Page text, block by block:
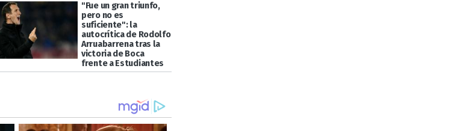
"Fue un gran triunfo,
pero no es
suficiente": la
autocrítica de Rodolfo
Arruabarrena tras la
victoria de Boca
frente a Estudiantes